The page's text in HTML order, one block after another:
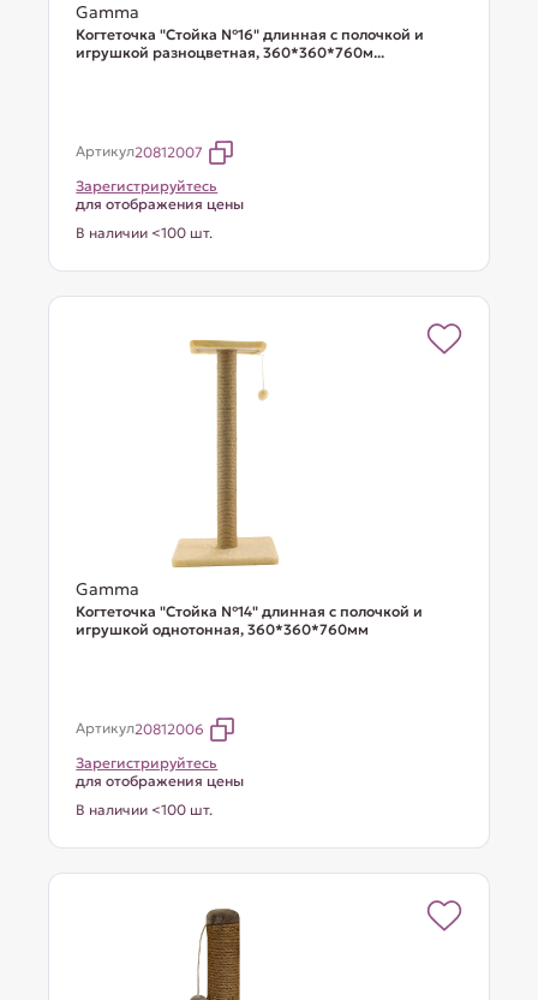
Gamma
Когтеточка "Стойка №16" длинная с полочкой и
игрушкой разноцветная, 360*360*760м...
Артикул20812007
Зарегистрируйтесь
для отображения цены
В наличии <100 шт.
Gamma
Когтеточка "Стойка №14" длинная с полочкой и
игрушкой однотонная, 360*360*760мм
Артикул20812006
Зарегистрируйтесь
для отображения цены
В наличии <100 шт.